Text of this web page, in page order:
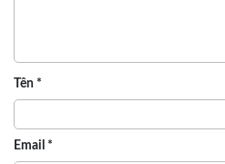
Tên *
Email *